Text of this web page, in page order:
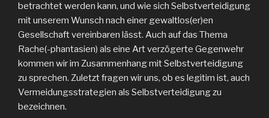
betrachtet werden kann, und wie sich Selbstverteidigung
mit unserem Wunsch nach einer gewaltlos(er)en
Gesellschaft vereinbaren lässt. Auch auf das Thema
Rache(-phantasien) als eine Art verzögerte Gegenwehr
kommen wir im Zusammenhang mit Selbstverteidigung
zu sprechen. Zuletzt fragen wir uns, ob es legitim ist, auch
Vermeidungsstrategien als Selbstverteidigung zu
bezeichnen.